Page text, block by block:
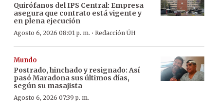
Quirófanos del IPS Central: Empresa
asegura que contrato está vigente y
en plena ejecución
Agosto 6, 2026 08:01 p. m. · Redacción ÚH
Mundo
Postrado, hinchado y resignado: Así
pasó Maradona sus últimos días,
según su masajista
Agosto 6, 2026 07:39 p. m.